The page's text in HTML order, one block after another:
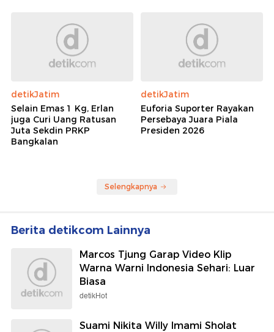
detikJatim
Selain Emas 1 Kg, Erlan
juga Curi Uang Ratusan
Juta Sekdin PRKP
Bangkalan
detikJatim
Euforia Suporter Rayakan
Persebaya Juara Piala
Presiden 2026
Selengkapnya
Berita detikcom Lainnya
Marcos Tjung Garap Video Klip
Warna Warni Indonesia Sehari: Luar
Biasa
detikHot
Suami Nikita Willy Imami Sholat